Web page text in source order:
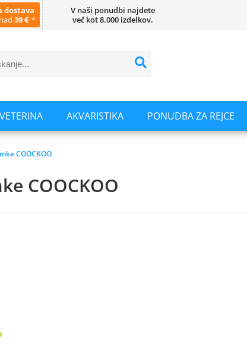
dostava
39 € *
V naši ponudbi najdete
več kot 8.000 izdelkov.
VETERINA AKVARISTIKA PONUDBA ZA REJCE
COOCKOO
COOCKOO